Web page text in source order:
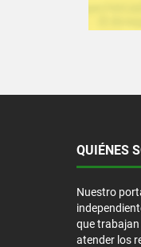
QUIÉNES
Nuestro
que
atender los